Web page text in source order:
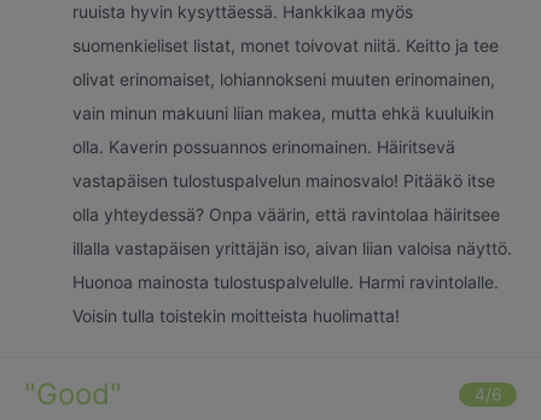
ruuista hyvin kysyttäessä. Hankkikaa myös
suomenkieliset listat, monet toivovat niitä. Keitto ja tee
olivat erinomaiset, lohiannokseni muuten erinomainen,
vain minun makuuni liian makea, mutta ehkä kuuluikin
olla. Kaverin possuannos erinomainen. Häiritsevä
vastapäisen tulostuspalvelun mainosvalo! Pitääkö itse
olla yhteydessä? Onpa väärin, että ravintolaa häiritsee
illalla vastapäisen yrittäjän iso, aivan liian valoisa näyttö.
Huonoa mainosta tulostuspalvelulle. Harmi ravintolalle.
Voisin tulla toistekin moitteista huolimatta!
"Good" 4/6